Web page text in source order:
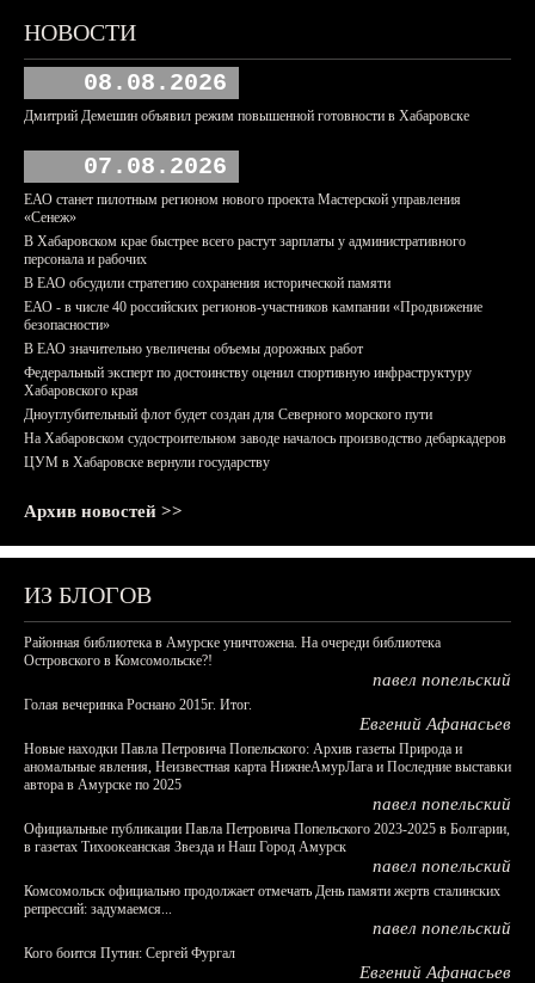
НОВОСТИ
08.08.2026
Дмитрий Демешин объявил режим повышенной готовности в Хабаровске
07.08.2026
ЕАО станет пилотным регионом нового проекта Мастерской управления
«Сенеж»
В Хабаровском крае быстрее всего растут зарплаты у административного
персонала и рабочих
В ЕАО обсудили стратегию сохранения исторической памяти
ЕАО - в числе 40 российских регионов-участников кампании «Продвижение
безопасности»
В ЕАО значительно увеличены объемы дорожных работ
Федеральный эксперт по достоинству оценил спортивную инфраструктуру
Хабаровского края
Дноуглубительный флот будет создан для Северного морского пути
На Хабаровском судостроительном заводе началось производство дебаркадеров
ЦУМ в Хабаровске вернули государству
Архив новостей >>
ИЗ БЛОГОВ
Районная библиотека в Амурске уничтожена. На очереди библиотека
Островского в Комсомольске?!
павел попельский
Голая вечеринка Роснано 2015г. Итог.
Евгений Афанасьев
Новые находки Павла Петровича Попельского: Архив газеты Природа и
аномальные явления, Неизвестная карта НижнеАмурЛага и Последние выставки
автора в Амурске по 2025
павел попельский
Официальные публикации Павла Петровича Попельского 2023-2025 в Болгарии,
в газетах Тихоокеанская Звезда и Наш Город Амурск
павел попельский
Комсомольск официально продолжает отмечать День памяти жертв сталинских
репрессий: задумаемся...
павел попельский
Кого боится Путин: Сергей Фургал
Евгений Афанасьев